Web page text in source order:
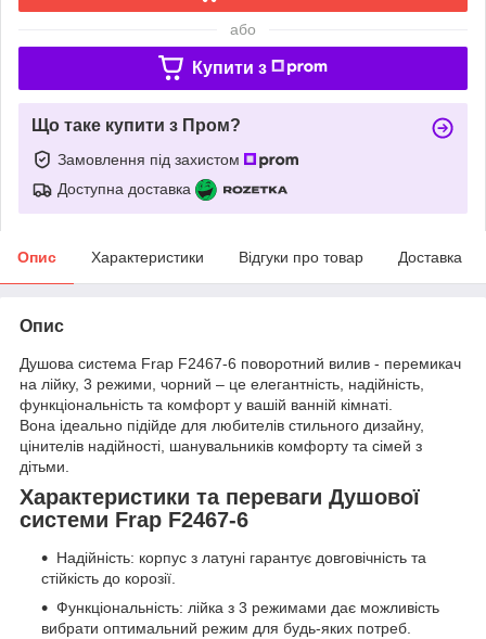
або
Купити з
Що таке купити з Пром?
Замовлення під захистом
Доступна доставка
Опис Характеристики Відгуки про товар Доставка
Опис
Душова система Frap F2467-6 поворотний вилив - перемикач
на лійку, 3 режими, чорний – це елегантність, надійність,
функціональність та комфорт у вашій ванній кімнаті.
Вона ідеально підійде для любителів стильного дизайну,
цінителів надійності, шанувальників комфорту та сімей з
дітьми.
Характеристики та переваги Душової
системи Frap F2467-6
Надійність: корпус з латуні гарантує довговічність та
стійкість до корозії.
Функціональність: лійка з 3 режимами дає можливість
вибрати оптимальний режим для будь-яких потреб.